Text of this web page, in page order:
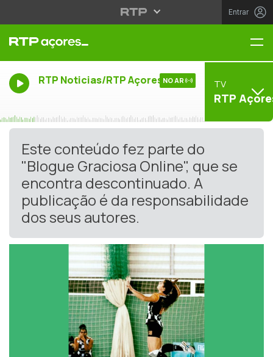
Entrar
RTP Noticias/RTP Açores NO AR TV
RTP
Este conteúdo fez parte do
"Blogue Graciosa Online", que se
encontra descontinuado. A
publicação é da responsabilidade
dos seus autores.